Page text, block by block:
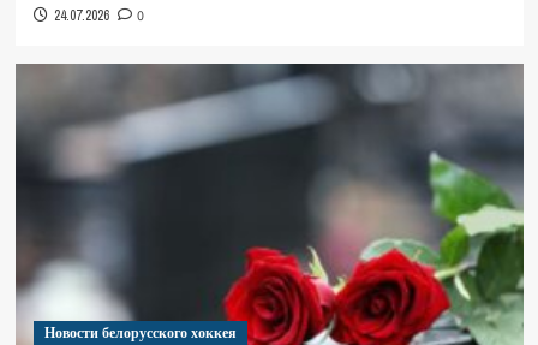
24.07.2026 0
Новости белорусского хоккея